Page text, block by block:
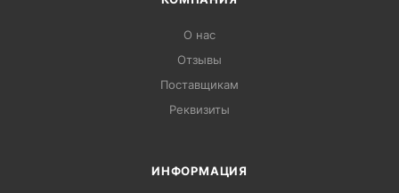
О нас
Отзывы
Поставщикам
Реквизиты
ИНФОРМАЦИЯ